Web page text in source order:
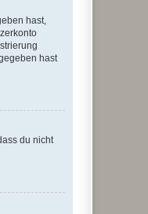
hast,
hast
du nicht